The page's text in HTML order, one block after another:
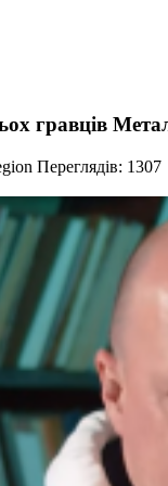
гравців
Переглядів: 1307